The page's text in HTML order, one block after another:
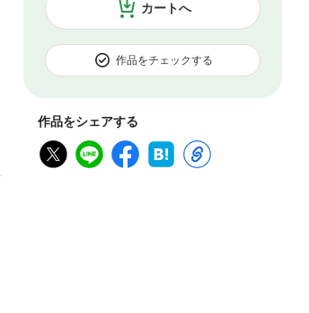
カートへ
作品をチェックする
作品をシェアする